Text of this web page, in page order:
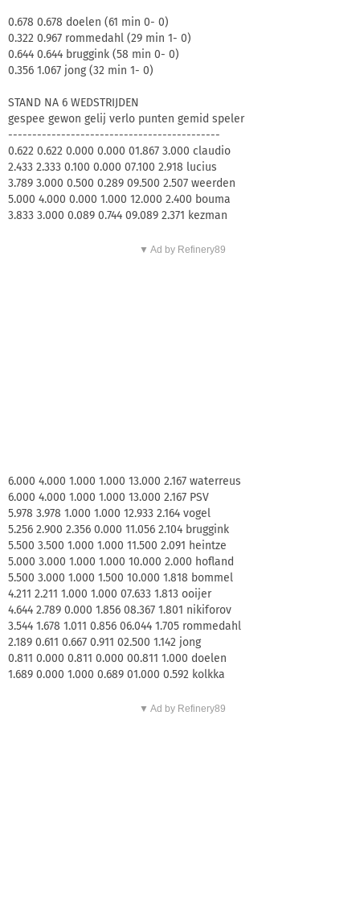
0.678 0.678 doelen (61 min 0- 0)
0.322 0.967 rommedahl (29 min 1- 0)
0.644 0.644 bruggink (58 min 0- 0)
0.356 1.067 jong (32 min 1- 0)
STAND NA 6 WEDSTRIJDEN
gespee gewon gelij verlo punten gemid speler
--------------------------------------------
0.622 0.622 0.000 0.000 01.867 3.000 claudio
2.433 2.333 0.100 0.000 07.100 2.918 lucius
3.789 3.000 0.500 0.289 09.500 2.507 weerden
5.000 4.000 0.000 1.000 12.000 2.400 bouma
3.833 3.000 0.089 0.744 09.089 2.371 kezman
▼ Ad by Refinery89
6.000 4.000 1.000 1.000 13.000 2.167 waterreus
6.000 4.000 1.000 1.000 13.000 2.167 PSV
5.978 3.978 1.000 1.000 12.933 2.164 vogel
5.256 2.900 2.356 0.000 11.056 2.104 bruggink
5.500 3.500 1.000 1.000 11.500 2.091 heintze
5.000 3.000 1.000 1.000 10.000 2.000 hofland
5.500 3.000 1.000 1.500 10.000 1.818 bommel
4.211 2.211 1.000 1.000 07.633 1.813 ooijer
4.644 2.789 0.000 1.856 08.367 1.801 nikiforov
3.544 1.678 1.011 0.856 06.044 1.705 rommedahl
2.189 0.611 0.667 0.911 02.500 1.142 jong
0.811 0.000 0.811 0.000 00.811 1.000 doelen
1.689 0.000 1.000 0.689 01.000 0.592 kolkka
▼ Ad by Refinery89